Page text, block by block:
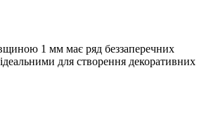
1 мм має ряд беззаперечних
для створення декоративних